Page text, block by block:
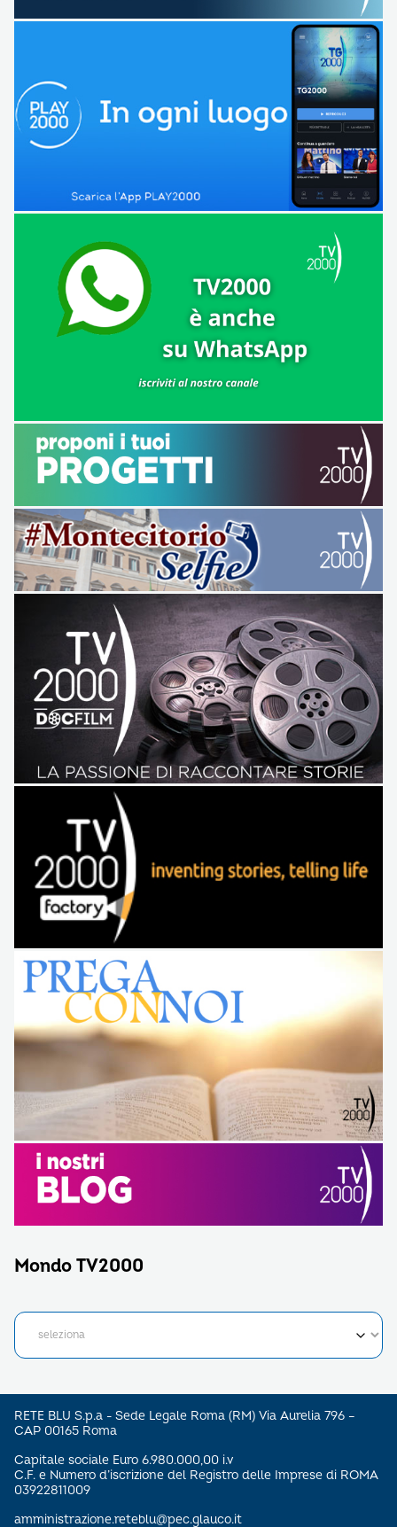
Mondo TV2000
RETE BLU S.p.a - Sede Legale Roma (RM) Via Aurelia 796 –
CAP 00165 Roma
Capitale sociale Euro 6.980.000,00 i.v
C.F. e Numero d’iscrizione del Registro delle Imprese di ROMA
03922811009
amministrazione.reteblu@pec.glauco.it